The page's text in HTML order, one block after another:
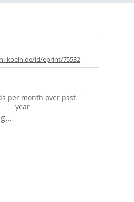
koeln.de/id/eprint/75532
per month over past
year